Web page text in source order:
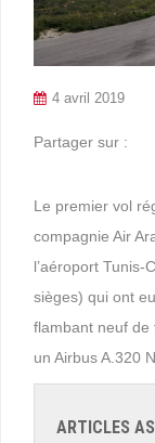
4 avril 2019
Partager sur :
Le premier vol
compagnie Air
l’aéroport Tunis-
sièges) qui ont
flambant neuf de
un Airbus A.320
ARTICLES